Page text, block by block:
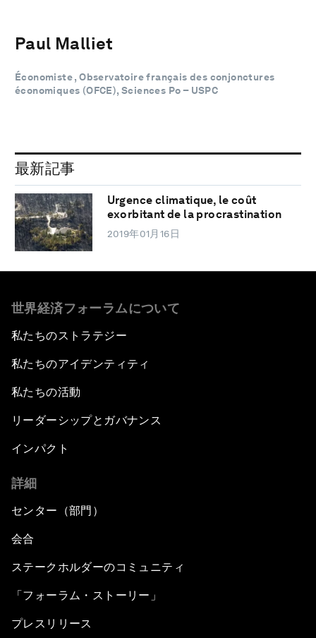
Paul Malliet
Économiste , Observatoire français des conjonctures
économiques (OFCE), Sciences Po – USPC
最新記事
Urgence climatique, le coût
exorbitant de la procrastination
2019年01月16日
世界経済フォーラムについて
私たちのストラテジー
私たちのアイデンティティ
私たちの活動
リーダーシップとガバナンス
インパクト
詳細
センター（部門）
会合
ステークホルダーのコミュニティ
「フォーラム・ストーリー」
プレスリリース